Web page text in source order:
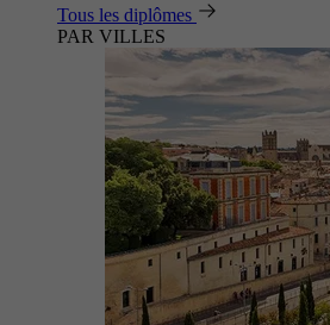
Tous les diplômes
PAR VILLES